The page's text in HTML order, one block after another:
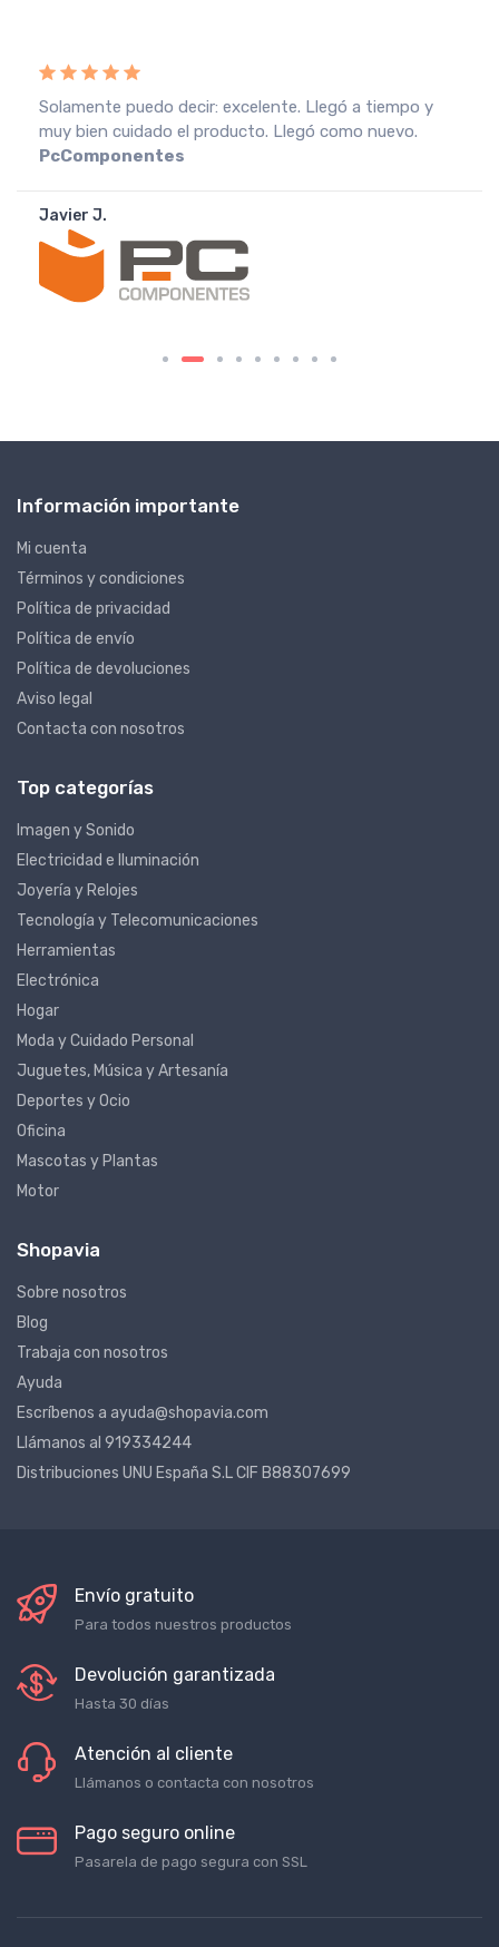
Recebi a encomenda em perfeitas condições, o que
muito agradeço. Recomendo o vendedor.Fnac
Portugal
João A.
Información importante
Mi cuenta
Términos y condiciones
Política de privacidad
Política de envío
Política de devoluciones
Aviso legal
Contacta con nosotros
Top categorías
Imagen y Sonido
Electricidad e Iluminación
Joyería y Relojes
Tecnología y Telecomunicaciones
Herramientas
Electrónica
Hogar
Moda y Cuidado Personal
Juguetes, Música y Artesanía
Deportes y Ocio
Oficina
Mascotas y Plantas
Motor
Shopavia
Sobre nosotros
Blog
Trabaja con nosotros
Ayuda
Escríbenos a ayuda@shopavia.com
Llámanos al 919334244
Distribuciones UNU España S.L CIF B88307699
Envío gratuito
Para todos nuestros productos
Devolución garantizada
Hasta 30 días
Atención al cliente
Llámanos o contacta con nosotros
Pago seguro online
Pasarela de pago segura con SSL